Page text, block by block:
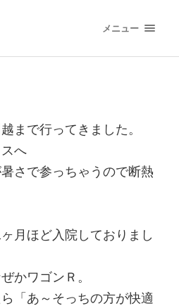
メニュー
まで行ってきました。
へ
さで参っちゃうので断熱
月ほど入院しておりまし
かワゴンＲ。
「あ～そっちの方が快適